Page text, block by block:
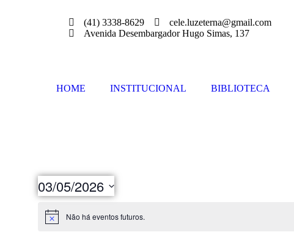
(41) 3338-8629
cele.luzeterna@gmail.com
Avenida Desembargador Hugo Simas, 137
HOME INSTITUCIONAL BIBLIOTECA
03/05/2026
Selecione
data.
Não há eventos futuros.